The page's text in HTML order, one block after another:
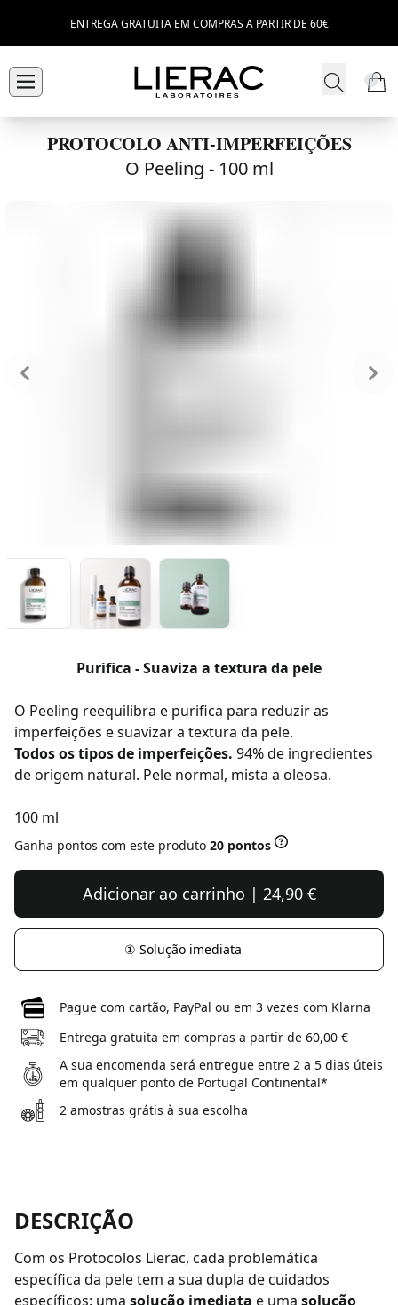
ENTREGA GRATUITA EM COMPRAS A PARTIR DE 60€
PROTOCOLO ANTI-IMPERFEIÇÕES
O Peeling - 100 ml
Purifica - Suaviza a textura da pele
O Peeling reequilibra e purifica para reduzir as
imperfeições e suavizar a textura da pele.
Todos os tipos de imperfeições. 94% de ingredientes
de origem natural. Pele normal, mista a oleosa.
100 ml
Ganha pontos com este produto 20 pontos
Adicionar ao carrinho | 24,90 €
① Solução imediata
Pague com cartão, PayPal ou em 3 vezes com Klarna
Entrega gratuita em compras a partir de 60,00 €
A sua encomenda será entregue entre 2 a 5 dias úteis
em qualquer ponto de Portugal Continental*
2 amostras grátis à sua escolha
DESCRIÇÃO
Com os Protocolos Lierac, cada problemática
específica da pele tem a sua dupla de cuidados
específicos: uma solução imediata e uma solução